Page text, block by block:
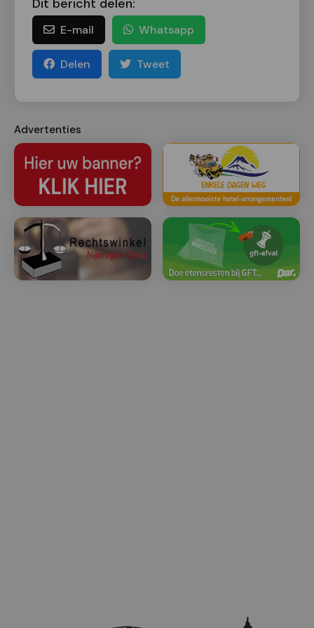
E-mail Whatsapp
Delen Tweet
Advertenties